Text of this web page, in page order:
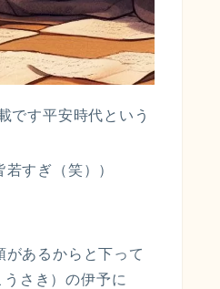
です平安時代という
すぎ（笑））
あるからと下って
さき）の伊予に